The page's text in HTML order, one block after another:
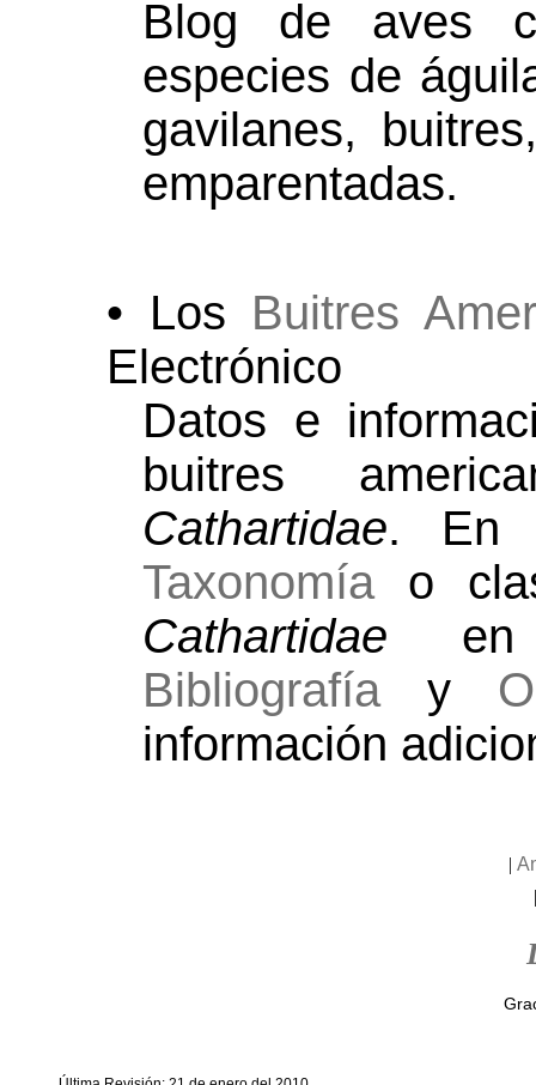
Blog de aves
especies de
gavilanes,
emparentadas.
• Los Buitres
Electrónico
Datos e
buitres
Cathartidae. En
Taxonomíao
Cathartidae en
Bibliografíay
información
|